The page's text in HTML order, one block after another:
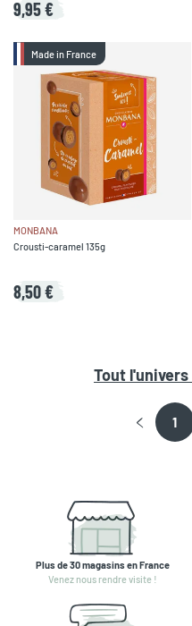
9,95 €
Made in France
MONBANA
Crousti-caramel 135g
8,50 €
Tout l'univers
1
Plus de 30 magasins en France
Venez nous rendre visite !